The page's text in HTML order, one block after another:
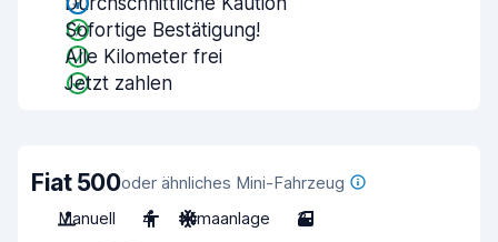
Sofortige Bestätigung!
Alle Kilometer frei
Jetzt zahlen
Fiat 500oder ähnliches Mini-Fahrzeug
Manuell
4 Klimaanlage 3